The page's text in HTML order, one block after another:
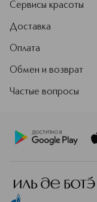
Сервисы красоты
Доставка
Оплата
Обмен и возврат
Частые вопросы